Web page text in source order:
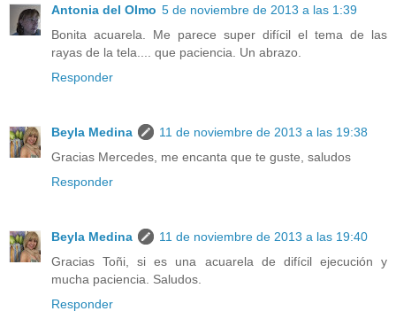
Antonia del Olmo 5 de noviembre de 2013 a las 1:39
Bonita acuarela. Me parece super difícil el tema de las
rayas de la tela.... que paciencia. Un abrazo.
Responder
Beyla Medina
11 de noviembre de 2013 a las 19:38
Gracias Mercedes, me encanta que te guste, saludos
Responder
Beyla Medina
11 de noviembre de 2013 a las 19:40
Gracias Toñi, si es una acuarela de difícil ejecución y
mucha paciencia. Saludos.
Responder